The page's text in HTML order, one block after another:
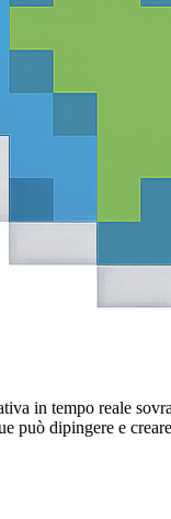
in tempo reale
può dipingere e